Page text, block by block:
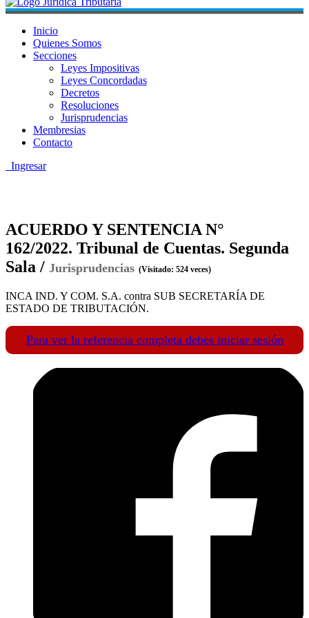
Inicio
Quienes Somos
Secciones
Leyes Impositivas
Leyes Concordadas
Decretos
Resoluciones
Jurisprudencias
Membresias
Contacto
Ingresar
ACUERDO Y SENTENCIA N°
162/2022. Tribunal de Cuentas. Segunda
Sala / Jurisprudencias (Visitado: 524 veces)
INCA IND. Y COM. S.A. contra SUB SECRETARÍA DE
ESTADO DE TRIBUTACIÓN.
Para ver la referencia completa debes iniciar sesión